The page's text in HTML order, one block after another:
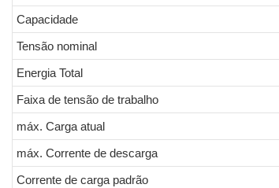
Capacidade
Tensão nominal
Energia Total
Faixa de tensão de trabalho
máx. Carga atual
máx. Corrente de descarga
Corrente de carga padrão